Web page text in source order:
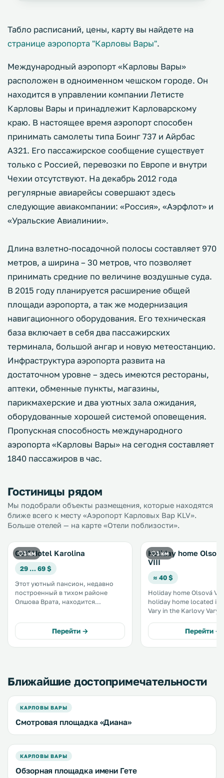
Табло расписаний, цены, карту вы найдете на
странице аэропорта "Карловы Вары".
Международный аэропорт «Карловы Вары»
расположен в одноименном чешском городе. Он
находится в управлении компании Летисте
Карловы Вары и принадлежит Карловарскому
краю. В настоящее время аэропорт способен
принимать самолеты типа Боинг 737 и Айрбас
А321. Его пассажирское сообщение существует
только с Россией, перевозки по Европе и внутри
Чехии отсутствуют. На декабрь 2012 года
регулярные авиарейсы совершают здесь
следующие авиакомпании: «Россия», «Аэрфлот» и
«Уральские Авиалинии».
Длина взлетно-посадочной полосы составляет 970
метров, а ширина – 30 метров, что позволяет
принимать средние по величине воздушные суда.
В 2015 году планируется расширение общей
площади аэропорта, а так же модернизация
навигационного оборудования. Его техническая
база включает в себя два пассажирских
терминала, большой ангар и новую метеостанцию.
Инфраструктура аэропорта развита на
достаточном уровне – здесь имеются рестораны,
аптеки, обменные пункты, магазины,
парикмахерские и два уютных зала ожидания,
оборудованные хорошей системой оповещения.
Пропускная способность международного
аэропорта «Карловы Вары» на сегодня составляет
1840 пассажиров в час.
Гостиницы рядом
Мы подобрали объекты размещения, которые находятся
ближе всего к месту «Аэропорт Карловых Вар KLV».
Больше отелей — на карте «Отели поблизости».
1 км
Golf Hotel Karolina
29 … 69 $
Этот уютный пансион, недавно
построенный в тихом районе
Олшова Врата, находится
минутах ходьбы от всемирно
известного гольф-клуба. .
Перейти →
1 км
Holiday home
VIII
≈ 40 $
Holiday home Olsová
holiday home located in
Vary in the Karlovy Vary
parking. The kitchenette is
equipped with a fridge
Перейти →
Ближайшие достопримечательности
КАРЛОВЫ ВАРЫ
Смотровая площадка «Диана»
КАРЛОВЫ ВАРЫ
Обзорная площадка имени Гете